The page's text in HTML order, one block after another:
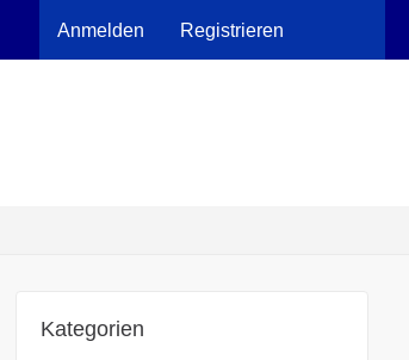
Anmelden Registrieren
Kategorien